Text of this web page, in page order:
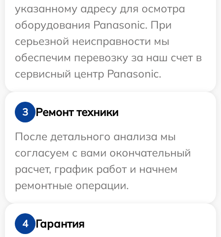
указанному адресу для осмотра
оборудования Panasonic. При
серьезной неисправности мы
обеспечим перевозку за наш счет в
сервисный центр Panasonic.
3
Ремонт техники
После детального анализа мы
согласуем с вами окончательный
расчет, график работ и начнем
ремонтные операции.
4
Гарантия